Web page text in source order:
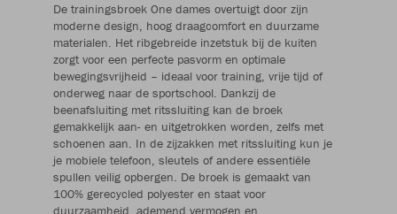
De trainingsbroek One dames overtuigt door zijn
moderne design, hoog draagcomfort en duurzame
materialen. Het ribgebreide inzetstuk bij de kuiten
zorgt voor een perfecte pasvorm en optimale
bewegingsvrijheid – ideaal voor training, vrije tijd of
onderweg naar de sportschool. Dankzij de
beenafsluiting met ritssluiting kan de broek
gemakkelijk aan- en uitgetrokken worden, zelfs met
schoenen aan. In de zijzakken met ritssluiting kun je
je mobiele telefoon, sleutels of andere essentiële
spullen veilig opbergen. De broek is gemaakt van
100% gerecycled polyester en staat voor
duurzaamheid, ademend vermogen en